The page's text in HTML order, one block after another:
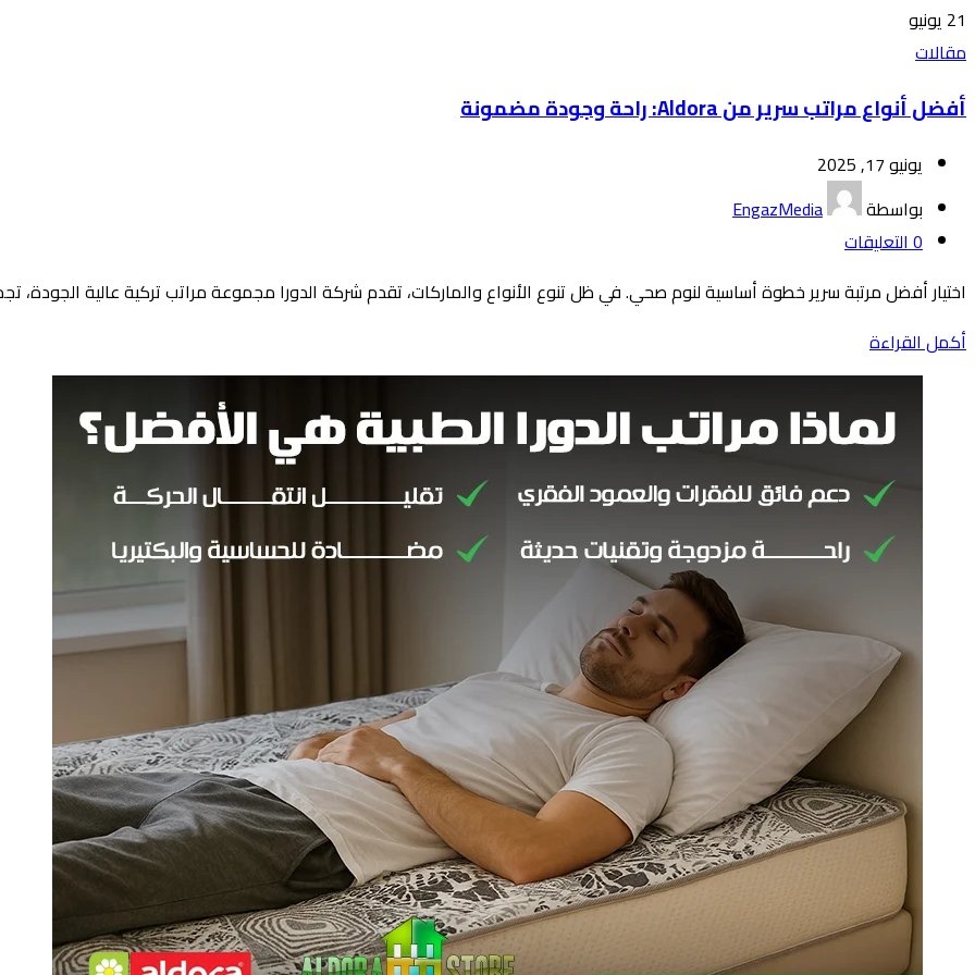
21 يونيو
مقالات
أفضل أنواع مراتب سرير من Aldora: راحة وجودة مضمونة
يونيو 17, 2025
بواسطة
EngazMedia
0التعليقات
اختيار أفضل مرتبة سرير خطوة أساسية لنوم صحي. في ظل تنوع الأنواع والماركات، تقدم شركة الدورا مجموعة مراتب تركية عالية الجودة،
أكمل القراءة